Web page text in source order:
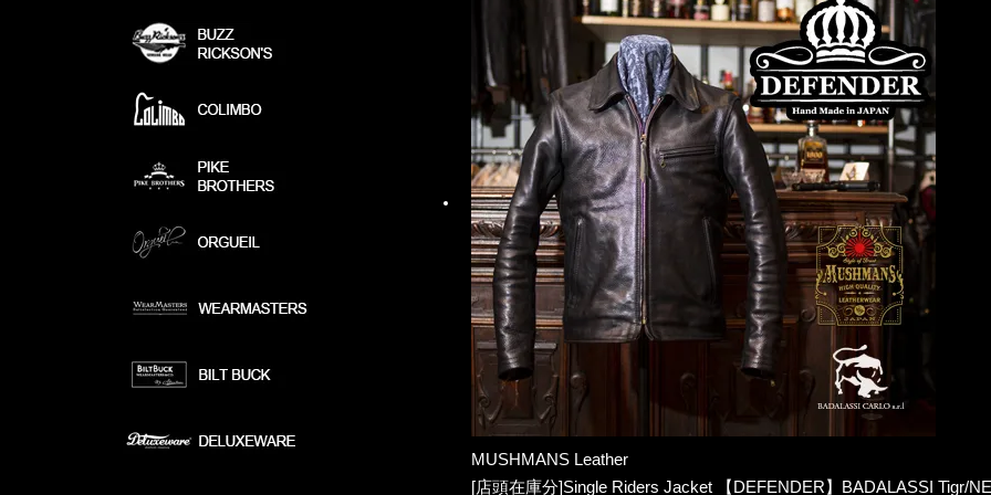
MUSHMANS Leather
[店頭在庫分]Single Riders Jacket 【DEFENDER】BADALASSI Tigr/